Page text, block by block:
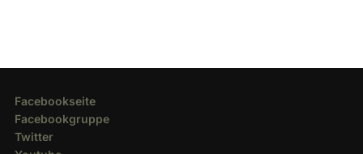
Facebookseite
Facebookgruppe
Twitter